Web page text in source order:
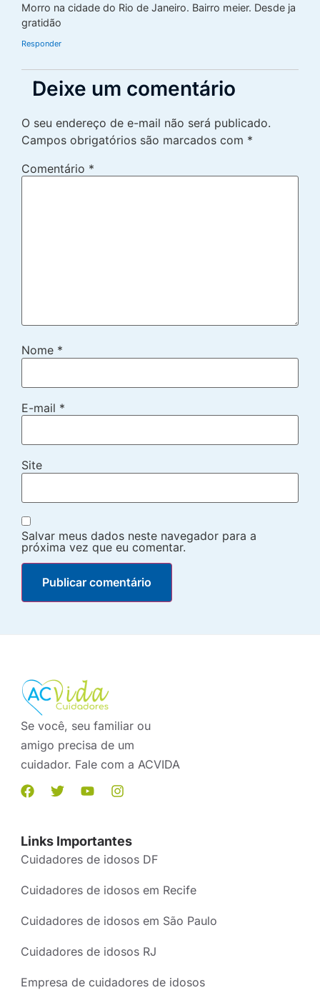
Morro na cidade do Rio de Janeiro. Bairro meier. Desde ja
gratidão
Responder
Deixe um comentário
O seu endereço de e-mail não será publicado.
Campos obrigatórios são marcados com *
Comentário *
Nome *
E-mail *
Site
Salvar meus dados neste navegador para a
próxima vez que eu comentar.
Se você, seu familiar ou
amigo precisa de um
cuidador. Fale com a ACVIDA
Links Importantes
Cuidadores de idosos DF
Cuidadores de idosos em Recife
Cuidadores de idosos em São Paulo
Cuidadores de idosos RJ
Empresa de cuidadores de idosos